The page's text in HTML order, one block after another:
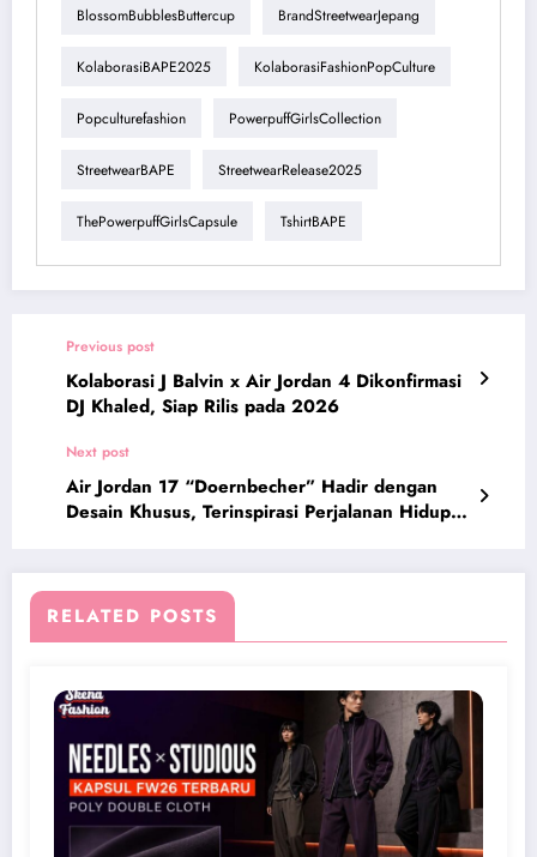
BlossomBubblesButtercup BrandStreetwearJepang
KolaborasiBAPE2025 KolaborasiFashionPopCulture
Popculturefashion PowerpuffGirlsCollection
StreetwearBAPE StreetwearRelease2025
ThePowerpuffGirlsCapsule TshirtBAPE
Previous post
Kolaborasi J Balvin x Air Jordan 4 Dikonfirmasi
DJ Khaled, Siap Rilis pada 2026
Next post
Air Jordan 17 “Doernbecher” Hadir dengan
Desain Khusus, Terinspirasi Perjalanan Hidup
RELATED POSTS